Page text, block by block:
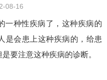
08-16
一种性疾病了，这种疾病的
是会患上这种疾病的，给患
要注意这种疾病的诊断。